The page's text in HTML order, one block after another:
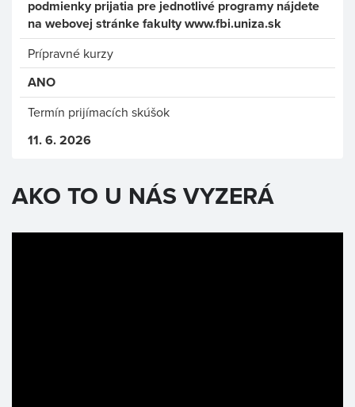
podmienky prijatia pre jednotlivé programy nájdete
na webovej stránke fakulty www.fbi.uniza.sk
Prípravné kurzy
ANO
Termín prijímacích skúšok
11. 6. 2026
AKO TO U NÁS VYZERÁ